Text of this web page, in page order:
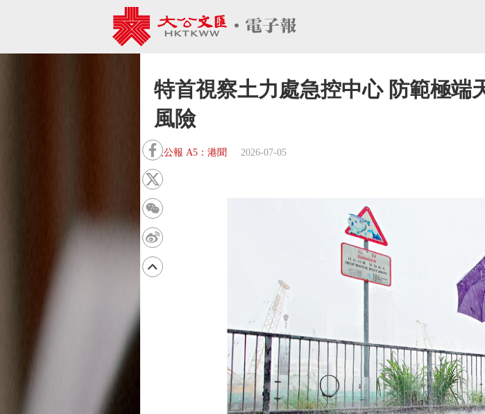
特首視察土力處急控中心 防範極端
風險
大公報 A5：港聞 2026-07-05